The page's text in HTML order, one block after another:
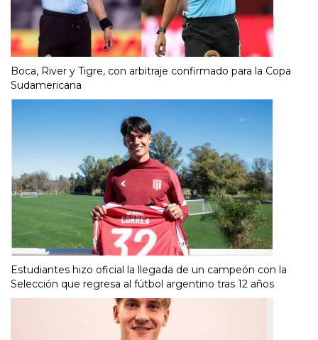
Boca, River y Tigre, con arbitraje confirmado para la Copa
Sudamericana
Estudiantes hizo oficial la llegada de un campeón con la
Selección que regresa al fútbol argentino tras 12 años